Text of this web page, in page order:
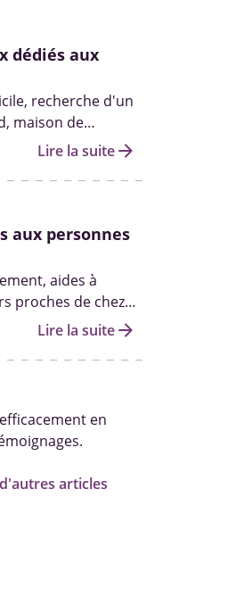
dédiés aux
recherche d'un
maison de
Lire la suitearrow_forward
aux personnes
aides à
proches de chez
en fonction de vos
Lire la suitearrow_forward
en
articles